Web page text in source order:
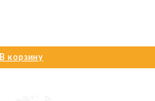
В корзину